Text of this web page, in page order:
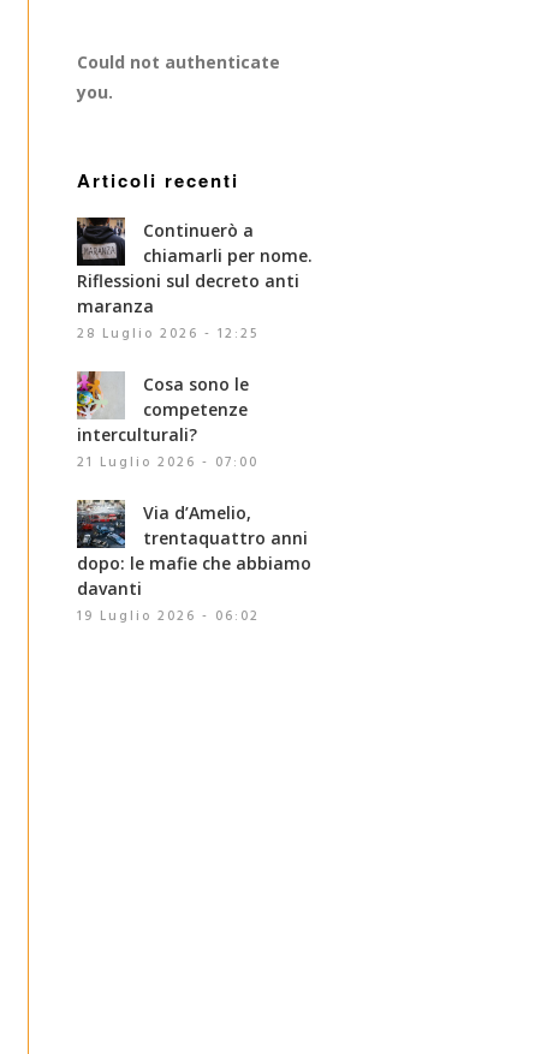
Could not authenticate
you.
Articoli recenti
Continuerò a
chiamarli per nome.
Riflessioni sul decreto anti
maranza
28 Luglio 2026 - 12:25
Cosa sono le
competenze
interculturali?
21 Luglio 2026 - 07:00
Via d’Amelio,
trentaquattro anni
dopo: le mafie che abbiamo
davanti
19 Luglio 2026 - 06:02